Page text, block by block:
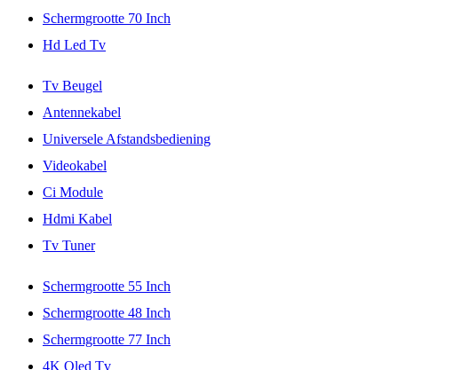
Schermgrootte 70 Inch
Hd Led Tv
Tv Beugel
Antennekabel
Universele Afstandsbediening
Videokabel
Ci Module
Hdmi Kabel
Tv Tuner
Schermgrootte 55 Inch
Schermgrootte 48 Inch
Schermgrootte 77 Inch
4K Oled Tv